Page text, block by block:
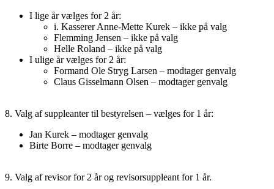
I lige år vælges for 2 år:
i. Kasserer Anne-Mette Kurek – ikke på valg
Flemming Jensen – ikke på valg
Helle Roland – ikke på valg
I ulige år vælges for 2 år:
Formand Ole Stryg Larsen – modtager genvalg
Claus Gisselmann Olsen – modtager genvalg
8. Valg af suppleanter til bestyrelsen – vælges for 1 år:
Jan Kurek – modtager genvalg
Birte Borre – modtager genvalg
9. Valg af revisor for 2 år og revisorsuppleant for 1 år.